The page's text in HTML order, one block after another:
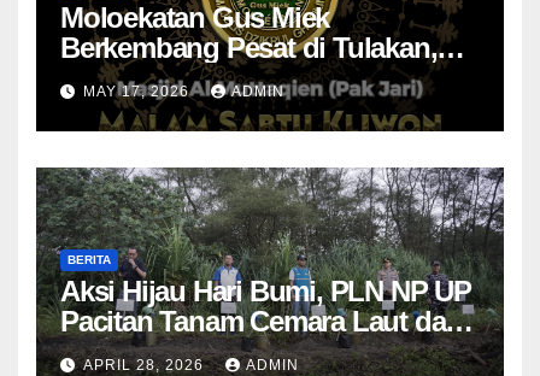
Moloekatan Gus Miek
Berkembang Pesat di Tulakan,
Jamaah Diajak Introspeksi Diri
Lewat Dzikrul Ghofilin
MAY 17, 2026 ADMIN
BERITA
Aksi Hijau Hari Bumi, PLN NP UP
Pacitan Tanam Cemara Laut dan
Pandan
APRIL 28, 2026 ADMIN